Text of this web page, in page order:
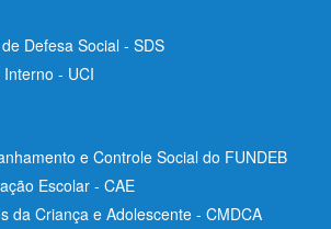
Defesa Social - SDS
- UCI
e Controle Social do FUNDEB
Escolar - CAE
da Criança e Adolescente - CMDCA